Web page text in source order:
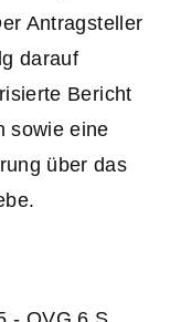
Antragsteller
darauf
Bericht
sowie eine
über das